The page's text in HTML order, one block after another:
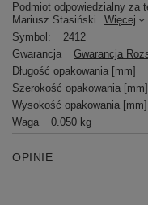
Podmiot odpowiedzialny za
Mariusz Stasiński
Więcej
Symbol:
2412
Gwarancja
Gwarancja
Długość opakowania [mm]
Szerokość opakowania [mm]
Wysokość opakowania [mm]
Waga
0.050 kg
OPINIE